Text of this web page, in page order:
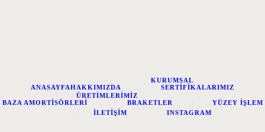
ANASAYFA
KURUMSAL
HAKKIMIZDA
SERTIFIKALARIMIZ
ÜRETIMLERIMIZ
BAZA AMORTISÖRLERI
BRAKETLER
YÜZEY İŞLEM
İLETIŞIM
INSTAGRAM